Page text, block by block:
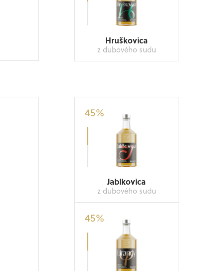
Hruškovica
z dubového sudu
Jablkovica
z dubového sudu
45%
45%